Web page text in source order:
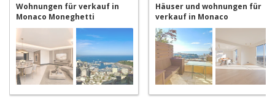
Wohnungen für verkauf in
Monaco Moneghetti
Häuser und wohnungen für
verkauf in Monaco
Moneghetti